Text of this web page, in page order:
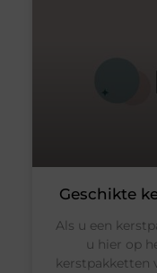
Geschikte
Als u een
u hier op
kerstpakketten